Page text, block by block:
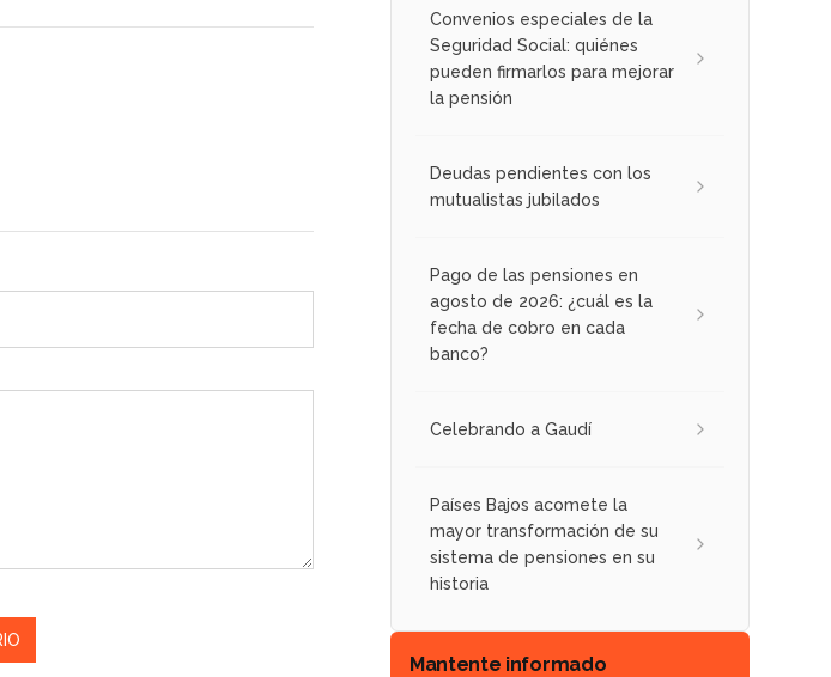
Convenios especiales de la
Seguridad Social: quiénes
pueden firmarlos para mejorar
la pensión
Deudas pendientes con los
mutualistas jubilados
Pago de las pensiones en
agosto de 2026: ¿cuál es la
fecha de cobro en cada
banco?
Celebrando a Gaudí
Países Bajos acomete la
mayor transformación de su
sistema de pensiones en su
historia
Mantente informado